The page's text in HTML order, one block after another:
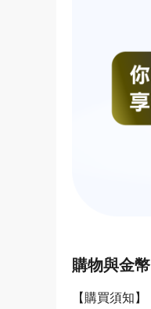
購物與金幣
【購買須知】